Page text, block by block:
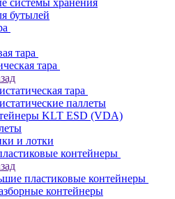
системы хранения
бутылей
тара
тара
тара
паллеты
KLT ESD (VDA)
и лотки
контейнеры
пластиковые контейнеры
контейнеры